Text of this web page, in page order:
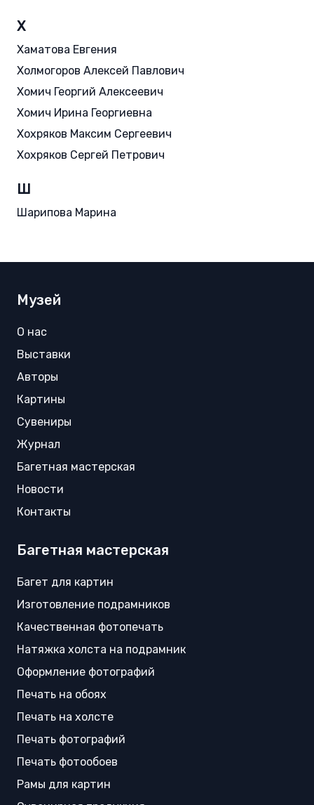
Х
Хаматова Евгения
Холмогоров Алексей Павлович
Хомич Георгий Алексеевич
Хомич Ирина Георгиевна
Хохряков Максим Сергеевич
Хохряков Сергей Петрович
Ш
Шарипова Марина
Музей
О нас
Выставки
Авторы
Картины
Сувениры
Журнал
Багетная мастерская
Новости
Контакты
Багетная мастерская
Багет для картин
Изготовление подрамников
Качественная фотопечать
Натяжка холста на подрамник
Оформление фотографий
Печать на обоях
Печать на холсте
Печать фотографий
Печать фотообоев
Рамы для картин